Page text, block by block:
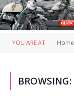
YOU ARE AT: Home
BROWSING: